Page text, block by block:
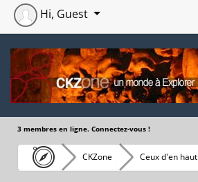
Hi, Guest
3 membres en ligne. Connectez-vous !
CKZone Ceux d'en haut